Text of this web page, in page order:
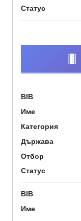
Статус
BIB
Име
Категория
Държава
Отбор
Статус
BIB
Име